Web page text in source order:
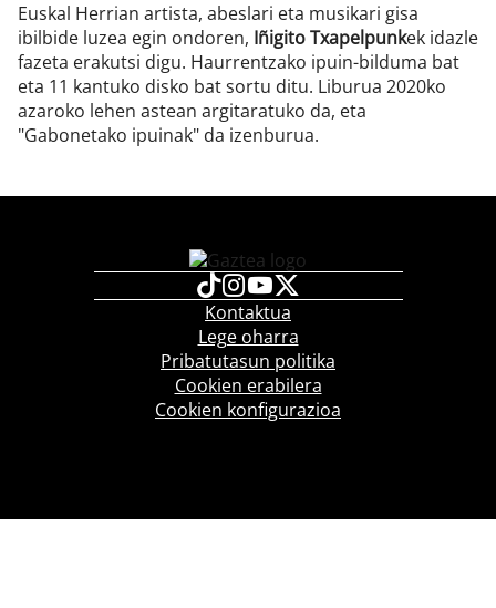
Euskal Herrian artista, abeslari eta musikari gisa
ibilbide luzea egin ondoren, Iñigito Txapelpunkek idazle
fazeta erakutsi digu. Haurrentzako ipuin-bilduma bat
eta 11 kantuko disko bat sortu ditu. Liburua 2020ko
azaroko lehen astean argitaratuko da, eta
"Gabonetako ipuinak" da izenburua.
Kontaktua
Lege oharra
Pribatutasun politika
Cookien erabilera
Cookien konfigurazioa